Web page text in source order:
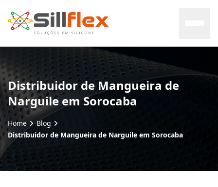
Home
Sobre nós
Mercados
Distribuidor de Mangueira de
Narguile em Sorocaba
Home
Blog
Distribuidor de Mangueira de Narguile em Sorocaba